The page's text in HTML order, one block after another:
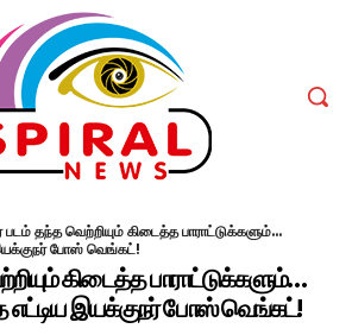
படம் தந்த வெற்றியும் கிடைத்த பாராட்டுக்களும்...
போஸ் வெங்கட்!
கிடைத்த பாராட்டுக்களும்…
இயக்குநர் போஸ் வெங்கட்!